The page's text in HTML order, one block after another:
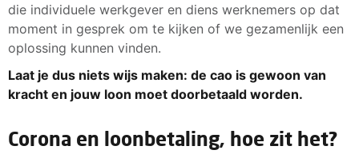
die individuele werkgever en diens werknemers op dat
moment in gesprek om te kijken of we gezamenlijk een
oplossing kunnen vinden.
Laat je dus niets wijs maken: de cao is gewoon van
kracht en jouw loon moet doorbetaald worden.
Corona en loonbetaling, hoe zit het?